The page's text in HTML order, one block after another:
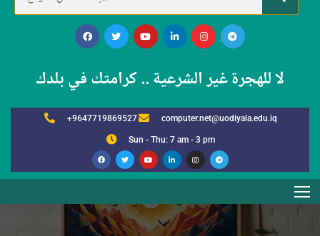
لا للهجرة غير الشرعية .. كرامتك في بلدك
+9647719869527 computer.net@uodiyala.edu.iq
Sun - Thu: 7 am - 3 pm